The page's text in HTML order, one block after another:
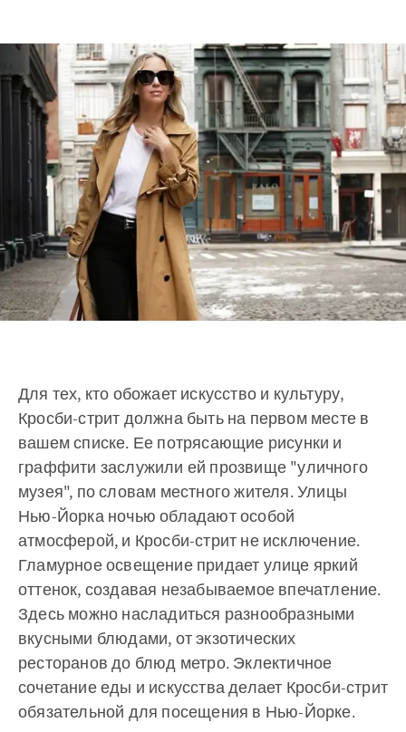
Для тех, кто обожает искусство и культуру,
Кросби-стрит должна быть на первом месте в
вашем списке. Ее потрясающие рисунки и
граффити заслужили ей прозвище "уличного
музея", по словам местного жителя. Улицы
Нью-Йорка ночью обладают особой
атмосферой, и Кросби-стрит не исключение.
Гламурное освещение придает улице яркий
оттенок, создавая незабываемое впечатление.
Здесь можно насладиться разнообразными
вкусными блюдами, от экзотических
ресторанов до блюд метро. Эклектичное
сочетание еды и искусства делает Кросби-стрит
обязательной для посещения в Нью-Йорке.